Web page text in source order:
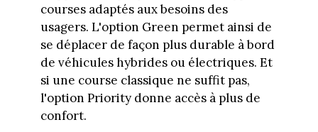
courses adaptés aux besoins des
usagers. L'option Green permet ainsi de
se déplacer de façon plus durable à bord
de véhicules hybrides ou électriques. Et
si une course classique ne suffit pas,
l'option Priority donne accès à plus de
confort.